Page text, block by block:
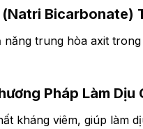
(Natri Bicarbonate)
năng trung hòa axit
Pháp Làm Dịu
kháng viêm, giúp làm